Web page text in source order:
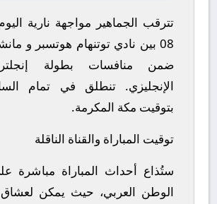
08 بين نادي توتنهام هوتسبر و
ضمن منافسات بطولة
الإنجليزي.
بتوقيت مكة المكرمة.
توقيت المباراة والقناة الناقلة
ستُذاع أحداث المباراة مباشرة
الوطن العربي، حيث يمكن